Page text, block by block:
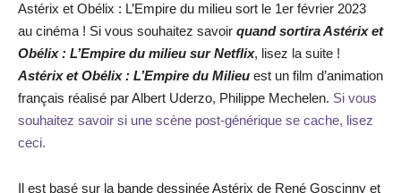
Astérix et Obélix : L’Empire du milieu sort le 1er février 2023
au cinéma ! Si vous souhaitez savoir quand sortira Astérix et
Obélix : L’Empire du milieu sur Netflix, lisez la suite !
Astérix et Obélix : L’Empire du Milieu est un film d’animation
français réalisé par Albert Uderzo, Philippe Mechelen. Si vous
souhaitez savoir si une scène post-générique se cache, lisez
ceci.
Il est basé sur la bande dessinée Astérix de René Goscinny et